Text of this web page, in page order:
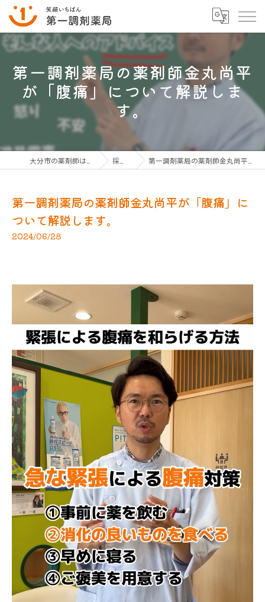
第一調剤薬局の薬剤師金丸尚平
が「腹痛」について解説しま
す。
採用ブログ 第一調剤薬局の薬剤師金丸尚平が「腹痛」について解説します。
第一調剤薬局の薬剤師金丸尚平が「腹痛」に
ついて解説します。
2024/06/28